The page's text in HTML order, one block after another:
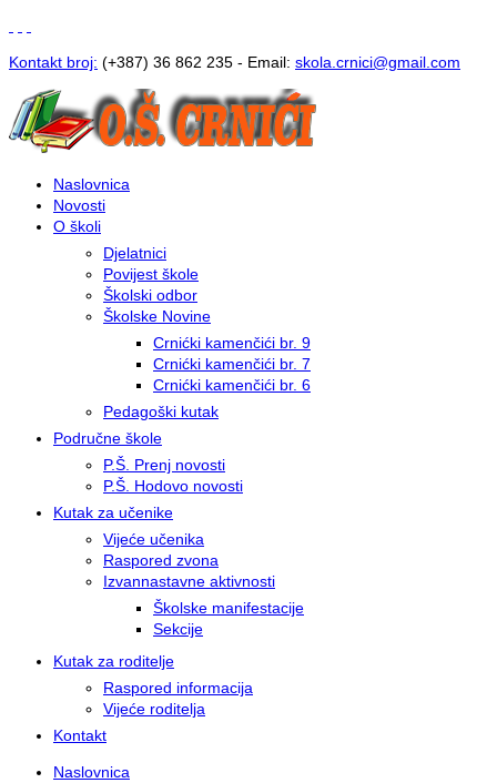
Kontakt broj: (+387) 36 862 235 - Email: skola.crnici@gmail.com
Naslovnica
Novosti
O školi
Djelatnici
Povijest škole
Školski odbor
Školske Novine
Crnićki kamenčići br. 9
Crnićki kamenčići br. 7
Crnićki kamenčići br. 6
Pedagoški kutak
Područne škole
P.Š. Prenj novosti
P.Š. Hodovo novosti
Kutak za učenike
Vijeće učenika
Raspored zvona
Izvannastavne aktivnosti
Školske manifestacije
Sekcije
Kutak za roditelje
Raspored informacija
Vijeće roditelja
Kontakt
Naslovnica